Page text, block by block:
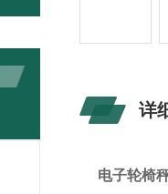
详
电子轮椅